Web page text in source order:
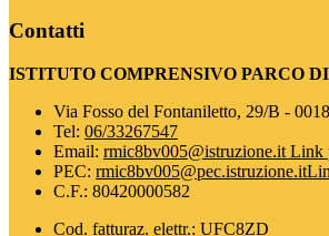
Contatti
ISTITUTO COMPRENSIVO PARCO
Via Fosso del Fontaniletto, 29/B -
Tel: 06/33267547
Email: rmic8bv005@istruzione.it Link
PEC: rmic8bv005@pec.istruzione.it
C.F.: 80420000582
Cod. fatturaz. elettr.: UFC8ZD